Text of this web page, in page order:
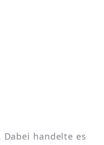
handelte es